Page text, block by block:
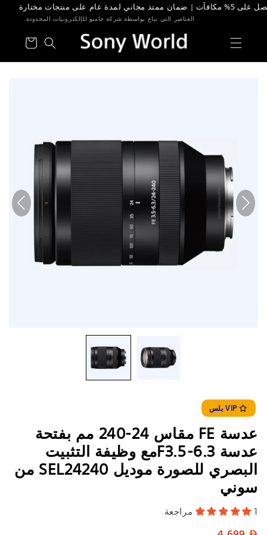
الى
العناصر التي تباع بواسطة شركة جامبو للإلكترونيات المحدودة.
عربة
التسوق
VIP بلس
عدسة FE مقاس 24-240 مم بفتحة
عدسة F3.5-6.3مع وظيفة التثبيت
البصري للصورة موديل SEL24240 من
سوني